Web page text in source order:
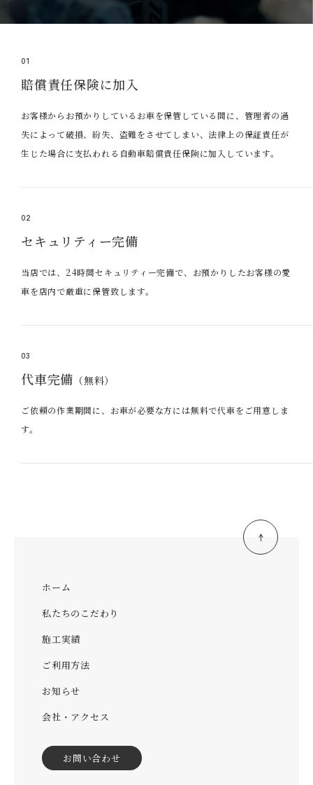
01
賠償責任保険に加入
お客様からお預かりしているお車を保管している間に、管理者の過
失によって破損、紛失、盗難をさせてしまい、法律上の保証責任が
生じた場合に支払われる自動車賠償責任保険に加入しています。
02
セキュリティー完備
当店では、24時間セキュリティー完備で、お預かりしたお客様の愛
車を店内で厳重に保管致します。
03
代車完備 （無料）
ご依頼の作業期間に、お車が必要な方には無料で代車をご用意しま
す。
ホーム
私たちのこだわり
施工実績
ご利用方法
お知らせ
会社・アクセス
お問い合わせ